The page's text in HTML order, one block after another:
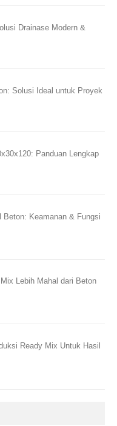
Drainase Modern &
Solusi Ideal untuk Proyek
Panduan Lengkap
Beton: Keamanan & Fungsi
Lebih Mahal dari Beton
Ready Mix Untuk Hasil